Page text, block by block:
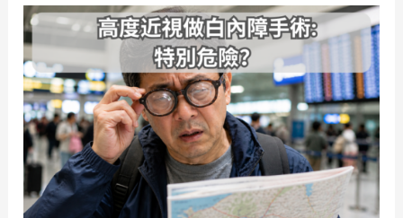
高
度
近
視
做
白
內
障
手